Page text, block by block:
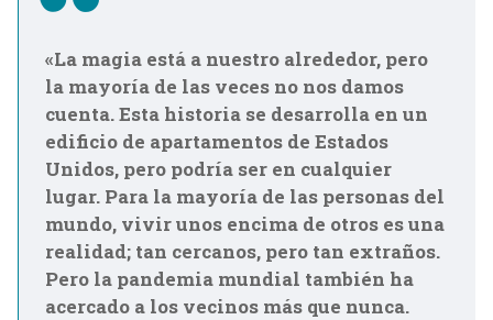
«La magia está a nuestro alrededor, pero
la mayoría de las veces no nos damos
cuenta. Esta historia se desarrolla en un
edificio de apartamentos de Estados
Unidos, pero podría ser en cualquier
lugar. Para la mayoría de las personas del
mundo, vivir unos encima de otros es una
realidad; tan cercanos, pero tan extraños.
Pero la pandemia mundial también ha
acercado a los vecinos más que nunca.